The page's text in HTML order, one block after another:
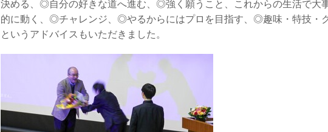
決める、◎自分の好きな道へ進む、◎強く願うこと、これからの生活で大
的に動く、◎チャレンジ、◎やるからにはプロを目指す、◎趣味・特技・
というアドバイスもいただきました。